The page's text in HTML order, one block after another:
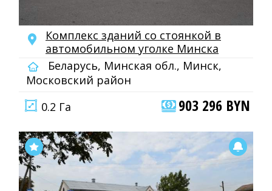
Комплекс зданий со стоянкой в
автомобильном уголке Минска
Беларусь, Минская обл., Минск,
Московский район
0.2 Га
903 296 BYN